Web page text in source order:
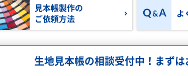
見本帳製作の
ご依頼方法
よ
生地見本帳の相談受付中！まずは